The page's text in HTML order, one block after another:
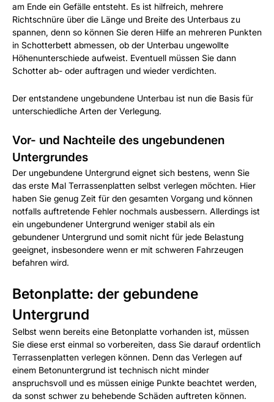
am Ende ein Gefälle entsteht. Es ist hilfreich, mehrere
Richtschnüre über die Länge und Breite des Unterbaus zu
spannen, denn so können Sie deren Hilfe an mehreren Punkten
in Schotterbett abmessen, ob der Unterbau ungewollte
Höhenunterschiede aufweist. Eventuell müssen Sie dann
Schotter ab- oder auftragen und wieder verdichten.
Der entstandene ungebundene Unterbau ist nun die Basis für
unterschiedliche Arten der Verlegung.
Vor- und Nachteile des ungebundenen
Untergrundes
Der ungebundene Untergrund eignet sich bestens, wenn Sie
das erste Mal Terrassenplatten selbst verlegen möchten. Hier
haben Sie genug Zeit für den gesamten Vorgang und können
notfalls auftretende Fehler nochmals ausbessern. Allerdings ist
ein ungebundener Untergrund weniger stabil als ein
gebundener Untergrund und somit nicht für jede Belastung
geeignet, insbesondere wenn er mit schweren Fahrzeugen
befahren wird.
Betonplatte: der gebundene
Untergrund
Selbst wenn bereits eine Betonplatte vorhanden ist, müssen
Sie diese erst einmal so vorbereiten, dass Sie darauf ordentlich
Terrassenplatten verlegen können. Denn das Verlegen auf
einem Betonuntergrund ist technisch nicht minder
anspruchsvoll und es müssen einige Punkte beachtet werden,
da sonst schwer zu behebende Schäden auftreten können.